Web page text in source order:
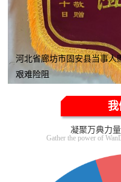
河北省廊坊市固安县当事人
艰难险阻
我
凝聚万典力
Gather the power of